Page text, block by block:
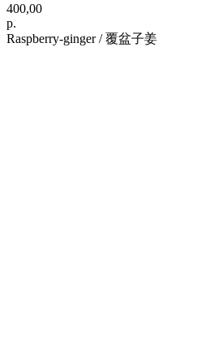
400,00
р.
Raspberry-ginger / 覆盆子姜